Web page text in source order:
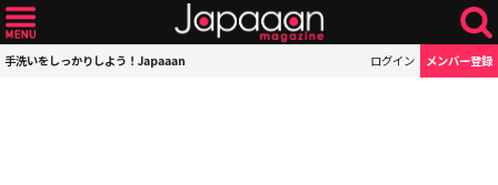
手洗いをしっかりしよう！Japaaan ログイン メンバー登録